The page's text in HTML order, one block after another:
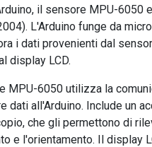
il sensore MPU-6050
L'Arduino funge da
i dati provenienti dal
display LCD.
MPU-6050 utilizza la
dati all'Arduino. Include un
che gli permettono di
e l'orientamento. Il display